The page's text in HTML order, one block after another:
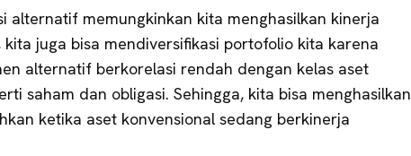
alternatif memungkinkan kita menghasilkan kinerja
kita juga bisa mendiversifikasi portofolio kita karena
alternatif berkorelasi rendah dengan kelas aset
saham dan obligasi. Sehingga, kita bisa menghasilkan
ketika aset konvensional sedang berkinerja